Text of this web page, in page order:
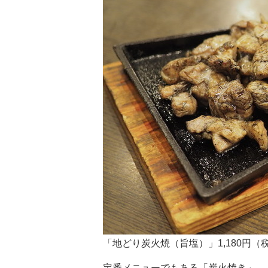
「地どり炭火焼（旨塩）」1,180円（